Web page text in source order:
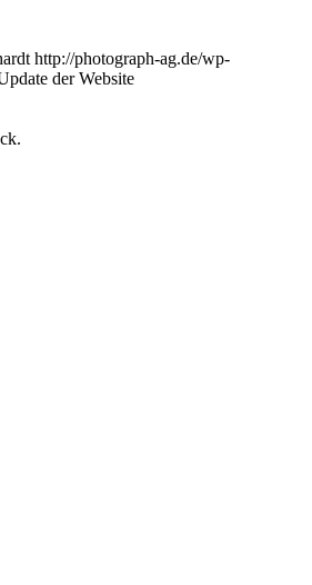
http://photograph-ag.de/wp-
der Website